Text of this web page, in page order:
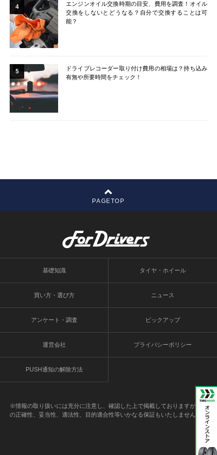
4
エンジンオイル交換時期の目安、費用を調査！オイル
交換をしないとどうなる？自分で交換することは可
能？
5
ドライブレコーダー取り付け費用の相場は？持ち込み
有無や所要時間をチェック！
PAGETOP
基礎知識 タイヤ・ホイール
買い方・選び方 ニュース
アンケート・調査 ピックアップ
運営会社 プライバシーポリシー
PUSH通知の解除方法
※情報の取り扱いには充分に注意し、確認した上で掲載しておりますが、そ
の正確性、妥当性、適法性、目的適合性等いかなる保証もいたしません。